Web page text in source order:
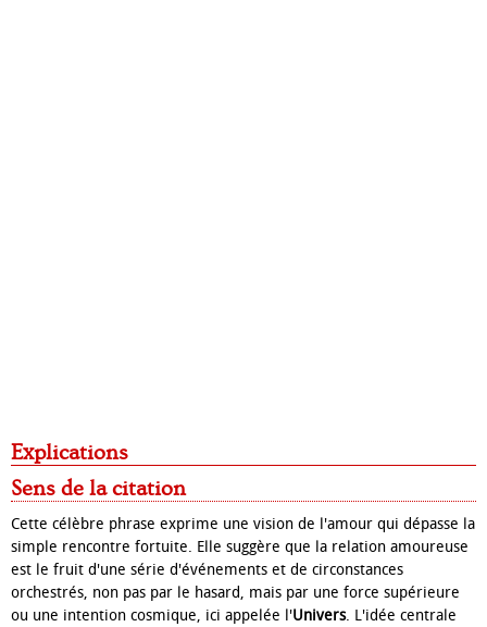
Explications
Sens de la citation
Cette célèbre phrase exprime une vision de l'amour qui dépasse la
simple rencontre fortuite. Elle suggère que la relation amoureuse
est le fruit d'une série d'événements et de circonstances
orchestrés, non pas par le hasard, mais par une force supérieure
ou une intention cosmique, ici appelée l'Univers. L'idée centrale